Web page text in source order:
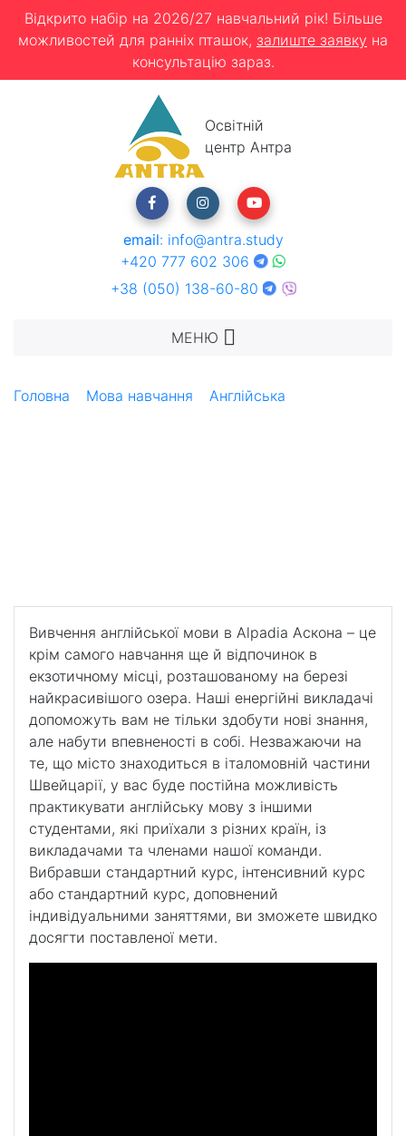
Відкрито набір на 2026/27 навчальний рік! Більше
можливостей для ранніх пташок, залиште заявку на
консультацію зараз.
Освітній
центр Антра
email: info@antra.study
+420 777 602 306
+38 (050) 138-60-80
МЕНЮ
Головна Мова навчання Англійська
Вивчення англійської мови в Alpadia Аскона – це
крім самого навчання ще й відпочинок в
екзотичному місці, розташованому на березі
найкрасивішого озера. Наші енергійні викладачі
допоможуть вам не тільки здобути нові знання,
але набути впевненості в собі. Незважаючи на
те, що місто знаходиться в італомовній частини
Швейцарії, у вас буде постійна можливість
практикувати англійську мову з іншими
студентами, які приїхали з різних країн, із
викладачами та членами нашої команди.
Вибравши стандартний курс, інтенсивний курс
або стандартний курс, доповнений
індивідуальними заняттями, ви зможете швидко
досягти поставленої мети.